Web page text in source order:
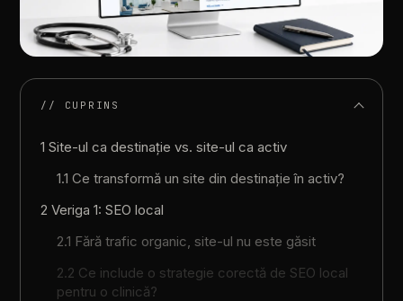
// CUPRINS
1 Site-ul ca destinație vs. site-ul ca activ
1.1 Ce transformă un site din destinație în activ?
2 Veriga 1: SEO local
2.1 Fără trafic organic, site-ul nu este găsit
2.2 Ce include o strategie corectă de SEO local
pentru o clinică?